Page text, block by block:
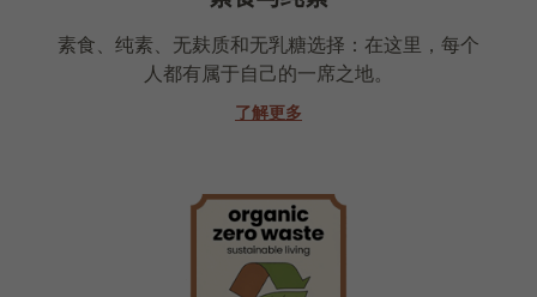
素食、纯素、无麸质和无乳糖选择：在这里，每个
人都有属于自己的一席之地。
了解更多